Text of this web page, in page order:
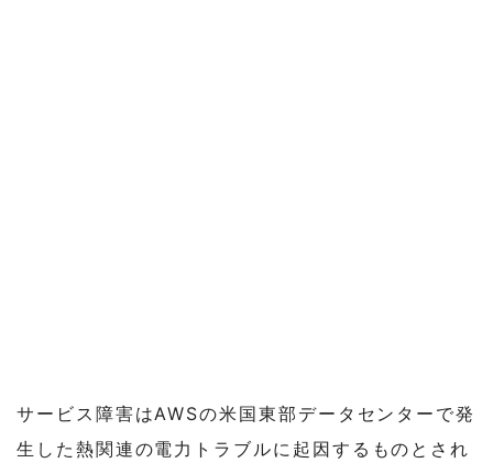
サービス障害はAWSの米国東部データセンターで発
生した熱関連の電力トラブルに起因するものとされ